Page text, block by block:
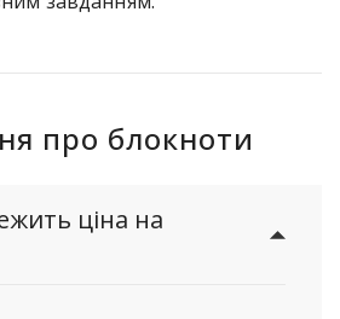
про блокноти
ціна на